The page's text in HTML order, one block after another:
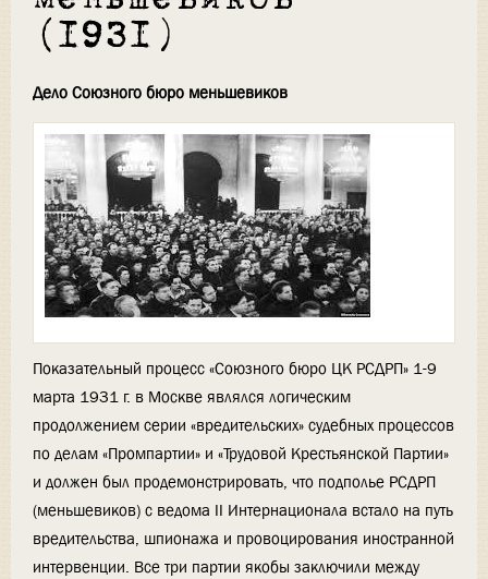
(1931)
Дело Союзного бюро меньшевиков
Показательный процесс «Союзного бюро ЦК РСДРП» 1-9
марта 1931 г. в Москве являлся логическим
продолжением серии «вредительских» судебных процессов
по делам «Промпартии» и «Трудовой Крестьянской Партии»
и должен был продемонстрировать, что подполье РСДРП
(меньшевиков) с ведома II Интернационала встало на путь
вредительства, шпионажа и провоцирования иностранной
интервенции. Все три партии якобы заключили между